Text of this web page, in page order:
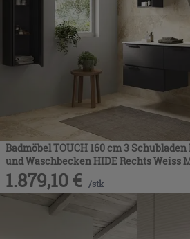
Badmöbel TOUCH 160 cm 3
und Waschbecken HIDE Rechts Weiss
1.879,10 € /stk